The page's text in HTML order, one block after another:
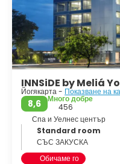
Матарам, Panembahan
място. В момента е най-
• Имогири, югозападно от
семейства на Йогякарта и
• Котабару.
INNSiDE by Meliá
Йогякарта - Показване на
8,6
Много добре
456
Спа и Уелнес център
Standard room
СЪС ЗАКУСКА
Обичаме го